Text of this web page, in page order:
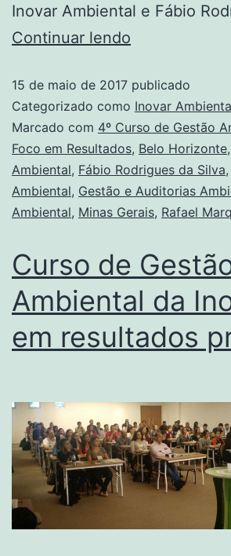
Inovar Ambiental e Fábio
Continuar lendo
15 de maio de 2017 publicado
Categorizado como Inovar
Marcado com 4º Curso de Gestão
Foco em Resultados, Belo Horizonte,
Ambiental, Fábio Rodrigues da Silva,
Ambiental, Gestão e Auditorias
Ambiental, Minas Gerais, Rafael
Curso de
Ambiental da
em resultados